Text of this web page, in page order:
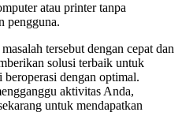
atau printer tanpa
pengguna.
tersebut dengan cepat dan
solusi terbaik untuk
dengan optimal.
aktivitas Anda,
untuk mendapatkan